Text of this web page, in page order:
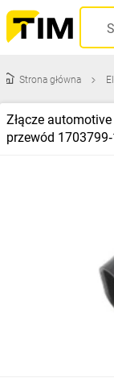
Strona główna
Złącze
przewód